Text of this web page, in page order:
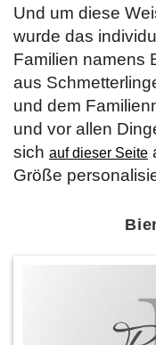
Und um diese
wurde das
Familien namens
aus
und dem
und vor allen
sich auf dieser Seite
Größe